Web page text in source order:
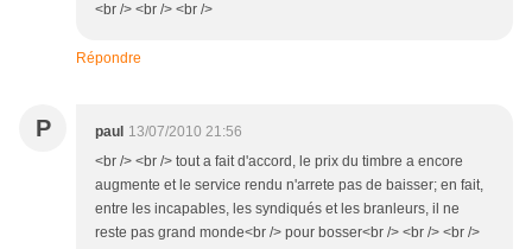
<br /> <br /> <br />
Répondre
P paul 13/07/2010 21:56
<br /> <br /> tout a fait d'accord, le prix du timbre a encore
augmente et le service rendu n'arrete pas de baisser; en fait,
entre les incapables, les syndiqués et les branleurs, il ne
reste pas grand monde<br /> pour bosser<br /> <br /> <br />